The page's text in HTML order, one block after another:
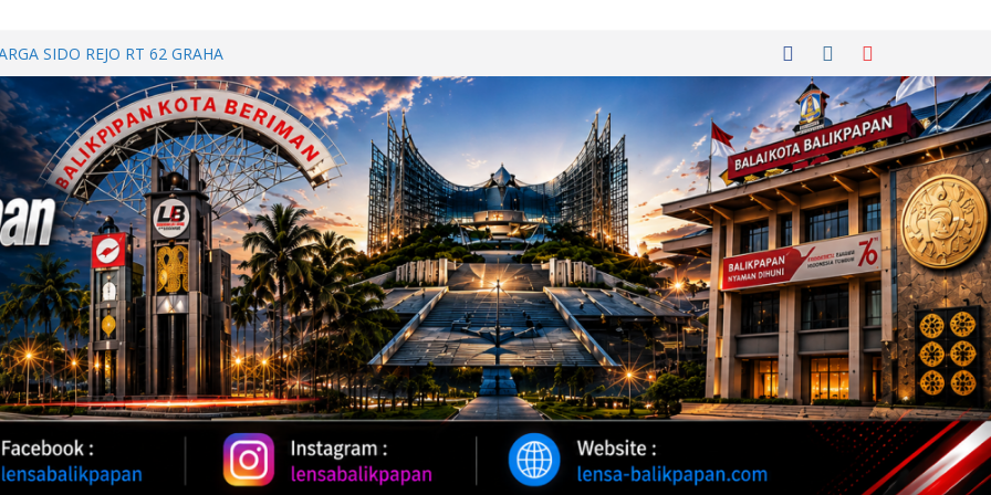
2026, Kapolda Kaltim
Karhutla
SIDO REJO RT 62 GRAHA
KEBERSAMAAN DAN
RUTIN GELAR ARISAN
POLDA KALTIM
KEBUGARAN PERSONEL
Provinsi Jawa Tengah Jajaki